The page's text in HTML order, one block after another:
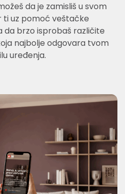
da je zamisliš u svom
ti uz pomoć veštačke
da brzo isprobaš različite
najbolje odgovara tvom
uređenja.